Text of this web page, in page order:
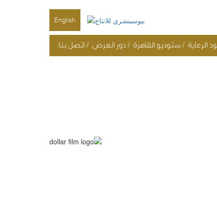
English
الرعاية / ستوديو القاهرة / دور العرض / اتصل بنا